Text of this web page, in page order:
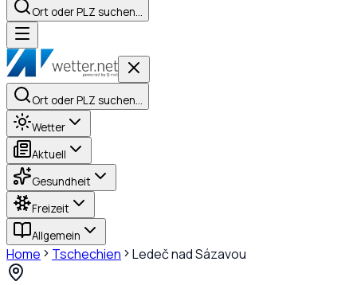
Ort oder PLZ suchen…
Ort oder PLZ suchen…
Wetter
Aktuell
Gesundheit
Freizeit
Allgemein
Home Tschechien Ledeč nad Sázavou